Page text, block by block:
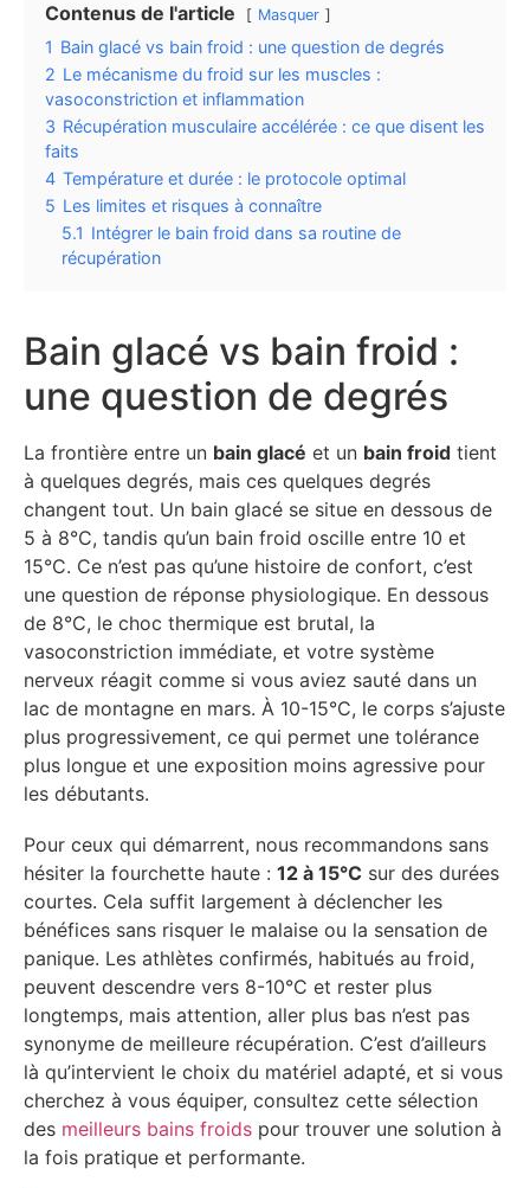
Contenus de l'article Masquer
1 Bain glacé vs bain froid : une question de degrés
2 Le mécanisme du froid sur les muscles :
vasoconstriction et inflammation
3 Récupération musculaire accélérée : ce que disent les
faits
4 Température et durée : le protocole optimal
5 Les limites et risques à connaître
5.1 Intégrer le bain froid dans sa routine de
récupération
Bain glacé vs bain froid :
une question de degrés
La frontière entre un bain glacé et un bain froid tient
à quelques degrés, mais ces quelques degrés
changent tout. Un bain glacé se situe en dessous de
5 à 8°C, tandis qu’un bain froid oscille entre 10 et
15°C. Ce n’est pas qu’une histoire de confort, c’est
une question de réponse physiologique. En dessous
de 8°C, le choc thermique est brutal, la
vasoconstriction immédiate, et votre système
nerveux réagit comme si vous aviez sauté dans un
lac de montagne en mars. À 10-15°C, le corps s’ajuste
plus progressivement, ce qui permet une tolérance
plus longue et une exposition moins agressive pour
les débutants.
Pour ceux qui démarrent, nous recommandons sans
hésiter la fourchette haute : 12 à 15°C sur des durées
courtes. Cela suffit largement à déclencher les
bénéfices sans risquer le malaise ou la sensation de
panique. Les athlètes confirmés, habitués au froid,
peuvent descendre vers 8-10°C et rester plus
longtemps, mais attention, aller plus bas n’est pas
synonyme de meilleure récupération. C’est d’ailleurs
là qu’intervient le choix du matériel adapté, et si vous
cherchez à vous équiper, consultez cette sélection
des meilleurs bains froids pour trouver une solution à
la fois pratique et performante.